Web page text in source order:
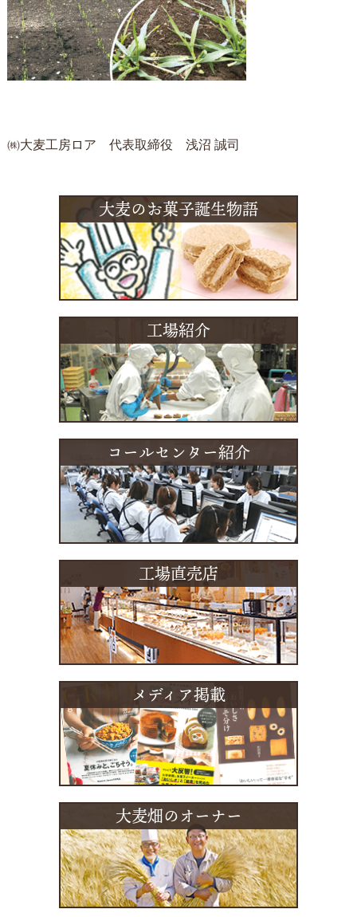
㈱大麦工房ロア 代表取締役 浅沼 誠司
大麦のお菓子誕生物語
工場紹介
コールセンター紹介
工場直売店
メディア掲載
大麦畑のオーナー